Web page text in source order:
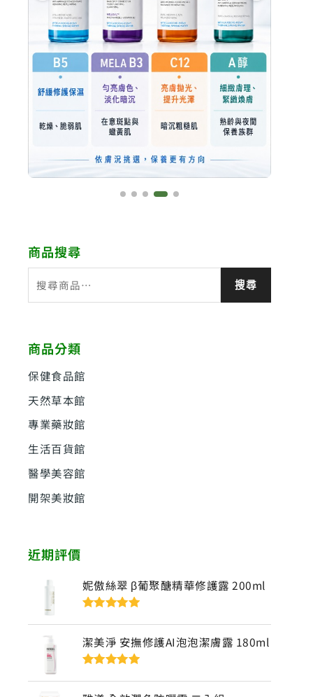
商品搜尋
尋
字
:
搜尋
商品分類
保健食品館
天然草本館
專業藥妝館
生活百貨館
醫學美容館
開架美妝館
近期評價
妮傲絲翠 β葡聚醣精華修護露 200ml
5
潔美淨 安撫修護AI泡泡潔膚露 180ml
5